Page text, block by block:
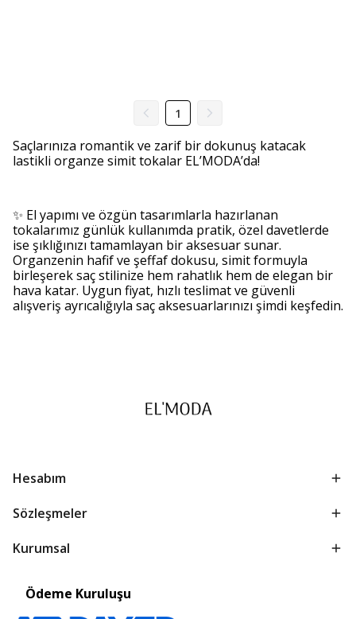
1
Saçlarınıza romantik ve zarif bir dokunuş katacak
lastikli organze simit tokalar EL’MODA’da!
✨ El yapımı ve özgün tasarımlarla hazırlanan
tokalarımız günlük kullanımda pratik, özel davetlerde
ise şıklığınızı tamamlayan bir aksesuar sunar.
Organzenin hafif ve şeffaf dokusu, simit formuyla
birleşerek saç stilinize hem rahatlık hem de elegan bir
hava katar. Uygun fiyat, hızlı teslimat ve güvenli
alışveriş ayrıcalığıyla saç aksesuarlarınızı şimdi keşfedin.
Hesabım
Sözleşmeler
Kurumsal
Ödeme Kuruluşu